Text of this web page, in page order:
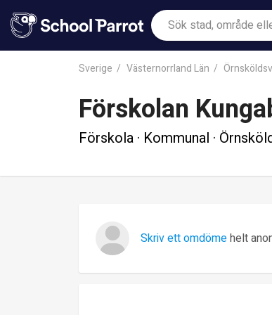
Sverige Västernorrland Län
Förskolan
Förskola · Kommunal ·
Skriv ett omdömehelt